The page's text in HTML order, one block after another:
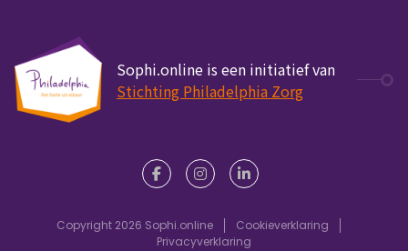
Sophi.online is een initiatief van
Stichting Philadelphia Zorg
Copyright 2026 Sophi.online
Cookieverklaring
Privacyverklaring